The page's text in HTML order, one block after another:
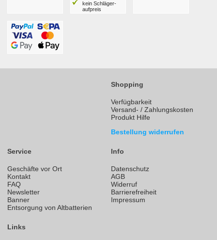
kein Schläger­
aufpreis
Shopping
Verfügbarkeit
Versand- / Zahlungskosten
Produkt Hilfe
Bestellung widerrufen
Service
Geschäfte vor Ort
Kontakt
FAQ
Newsletter
Banner
Entsorgung von Altbatterien
Info
Datenschutz
AGB
Widerruf
Barrierefreiheit
Impressum
Links